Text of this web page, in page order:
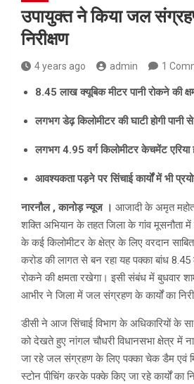
उपायुक्त ने किया जल
निरीक्षण
4 years ago admin 1
8.45 लाख क्यूबिक मीटर पानी रोकने की
लगभग डेढ़ किलोमीटर की घाटी होगी पानी
लगभग 4.95 वर्ग किलोमीटर केचमेंट एरिया
आवश्यकता पड़ने पर सिंचाई कार्यों में भी
नारनौल , कानोड़ न्यूज । आजादी के अमृत
शक्ति अभियान के तहत जिला के गांव मूसनौता
के कई किलोमीटर के क्षेत्र के लिए वरदान
करोड की लागत से बन रहा यह पक्का बांध 8.45
रोकने की क्षमता रखेगा। इसी संबंध में बुधवार
आभीर ने जिला में जल संग्रहण के कार्यों का
डीसी ने आज सिंचाई विभाग के अधिकारियों के
को देखते हुए नांगल चौधरी विधानसभा क्षेत्र में
जा रहे जल संग्रहण के लिए पक्का चेक डैम एवं
स्टोन पीचिंग करके पक्के किए जा रहे कार्यों का